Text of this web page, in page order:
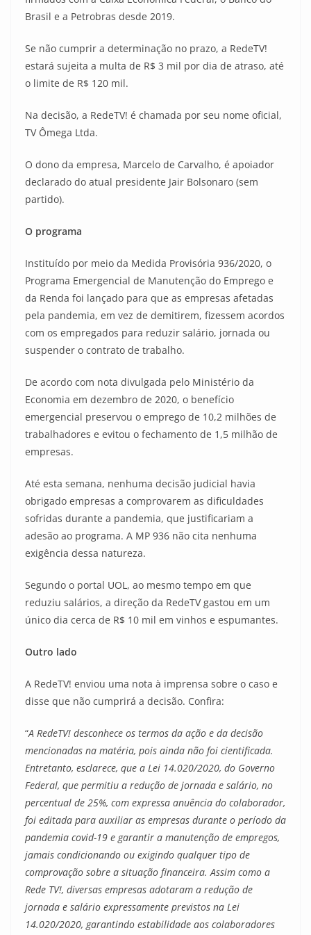
Brasil e a Petrobras desde 2019.
Se não cumprir a determinação no prazo, a RedeTV!
estará sujeita a multa de R$ 3 mil por dia de atraso, até
o limite de R$ 120 mil.
Na decisão, a RedeTV! é chamada por seu nome oficial,
TV Ômega Ltda.
O dono da empresa, Marcelo de Carvalho, é apoiador
declarado do atual presidente Jair Bolsonaro (sem
partido).
O programa
Instituído por meio da Medida Provisória 936/2020, o
Programa Emergencial de Manutenção do Emprego e
da Renda foi lançado para que as empresas afetadas
pela pandemia, em vez de demitirem, fizessem acordos
com os empregados para reduzir salário, jornada ou
suspender o contrato de trabalho.
De acordo com nota divulgada pelo Ministério da
Economia em dezembro de 2020, o benefício
emergencial preservou o emprego de 10,2 milhões de
trabalhadores e evitou o fechamento de 1,5 milhão de
empresas.
Até esta semana, nenhuma decisão judicial havia
obrigado empresas a comprovarem as dificuldades
sofridas durante a pandemia, que justificariam a
adesão ao programa. A MP 936 não cita nenhuma
exigência dessa natureza.
Segundo o portal UOL, ao mesmo tempo em que
reduziu salários, a direção da RedeTV gastou em um
único dia cerca de R$ 10 mil em vinhos e espumantes.
Outro lado
A RedeTV! enviou uma nota à imprensa sobre o caso e
disse que não cumprirá a decisão. Confira:
“A RedeTV! desconhece os termos da ação e da decisão
mencionadas na matéria, pois ainda não foi cientificada.
Entretanto, esclarece, que a Lei 14.020/2020, do Governo
Federal, que permitiu a redução de jornada e salário, no
percentual de 25%, com expressa anuência do colaborador,
foi editada para auxiliar as empresas durante o período da
pandemia covid-19 e garantir a manutenção de empregos,
jamais condicionando ou exigindo qualquer tipo de
comprovação sobre a situação financeira. Assim como a
Rede TV!, diversas empresas adotaram a redução de
jornada e salário expressamente previstos na Lei
14.020/2020, garantindo estabilidade aos colaboradores